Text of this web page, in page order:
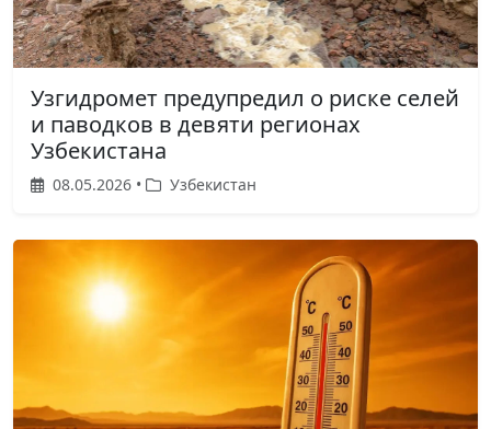
Узгидромет предупредил о риске селей
и паводков в девяти регионах
Узбекистана
08.05.2026 • Узбекистан